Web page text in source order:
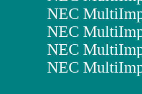
NEC
NEC
NEC
NEC